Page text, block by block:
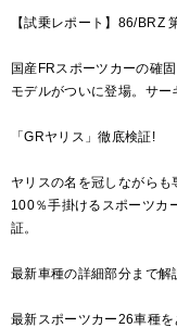
【試乗レポート】86/BRZ
国産FRスポーツカーの確
モデルがついに登場。サ
「GRヤリス」徹底検証!
ヤリスの名を冠しながら
100％手掛けるスポーツカ
証。
最新車種の詳細部分まで解
最新スポーツカー26車種